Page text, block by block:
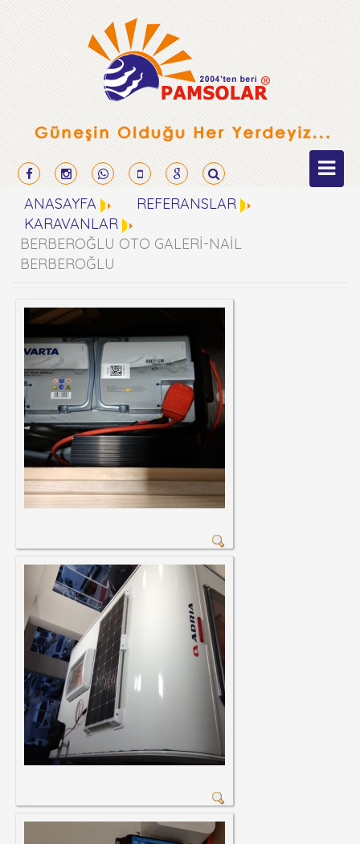
ANASAYFA
REFERANSLAR
KARAVANLAR
BERBEROĞLU OTO GALERİ-NAİL
BERBEROĞLU